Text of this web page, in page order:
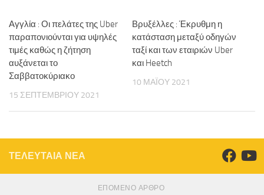
Αγγλία : Οι πελάτες της Uber
παραπονιούνται για υψηλές
τιμές καθώς η ζήτηση
αυξάνεται το
Σαββατοκύριακο
15 ΣΕΠΤΕΜΒΡΊΟΥ 2021
Βρυξέλλες : Έκρυθμη η
κατάσταση μεταξύ οδηγών
ταξί και των εταιριών Uber
και Heetch
10 ΜΑΪ́ΟΥ 2021
ΤΕΛΕΥΤΑΙΑ ΝΕΑ
ΕΠΌΜΕΝΟ ΆΡΘΡΟ